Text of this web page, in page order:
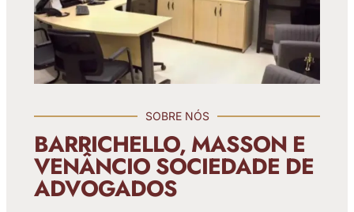
SOBRE NÓS
BARRICHELLO, MASSON E
VENÂNCIO SOCIEDADE DE
ADVOGADOS